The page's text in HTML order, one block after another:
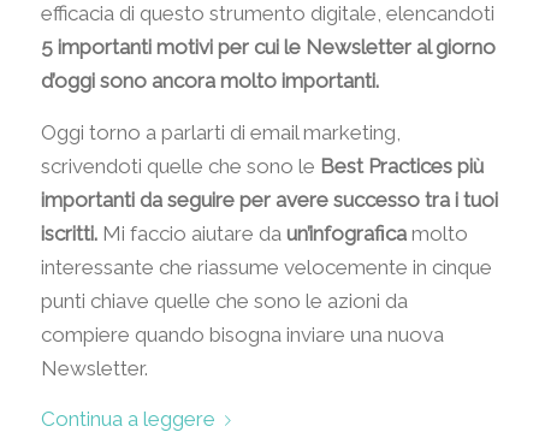
efficacia di questo strumento digitale, elencandoti
5 importanti motivi per cui le Newsletter al giorno
d’oggi sono ancora molto importanti.
Oggi torno a parlarti di email marketing,
scrivendoti quelle che sono le Best Practices più
importanti da seguire per avere successo tra i tuoi
iscritti.Mi faccio aiutare da un’infograficamolto
interessante che riassume velocemente in cinque
punti chiave quelle che sono le azioni da
compiere quando bisogna inviare una nuova
Newsletter.
Continua a leggere